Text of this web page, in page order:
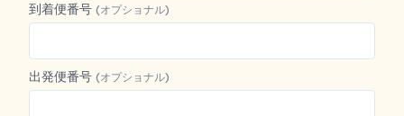
到着便番号 (オプショナル)
出発便番号 (オプショナル)